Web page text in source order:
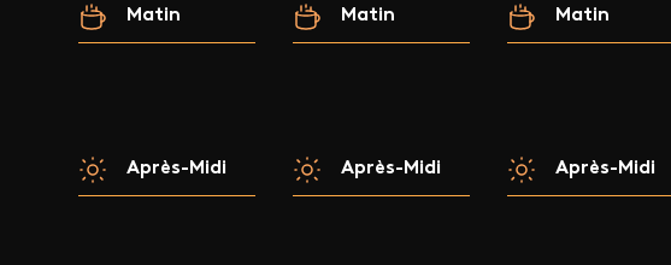
Matin Matin Matin
Après-Midi Après-Midi Après-Midi